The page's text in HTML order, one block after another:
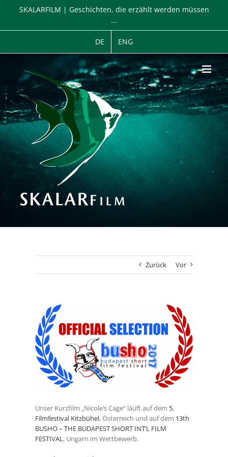
SKALARFILM | Geschichten, die erzählt werden müssen
...
DE ENG
Zurück Vor
Zeige
grösseres
Bild
Unser Kurzfilm „Nicole’s Cage“ läuft auf dem 5.
Filmfestival Kitzbühel, Österreich und auf dem 13th
BUSHO – THE BUDAPEST SHORT INT’L FILM
FESTIVAL, Ungarn im Wettbewerb.